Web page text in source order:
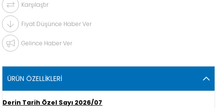
Karşılaştır
Fiyat Düşünce Haber Ver
Gelince Haber Ver
ÜRÜN ÖZELLIKLERI
Derin Tarih Özel Sayı 2026/07